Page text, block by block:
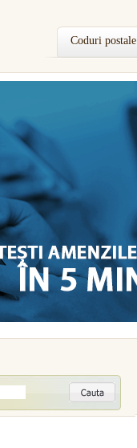
Coduri postale